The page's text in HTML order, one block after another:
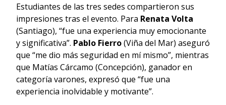
Estudiantes de las tres sedes compartieron sus
impresiones tras el evento. Para Renata Volta
(Santiago), “fue una experiencia muy emocionante
y significativa”. Pablo Fierro(Viña del Mar) aseguró
que “me dio más seguridad en mí mismo”, mientras
que Matías Cárcamo (Concepción), ganador en
categoría varones, expresó que “fue una
experiencia inolvidable y motivante”.